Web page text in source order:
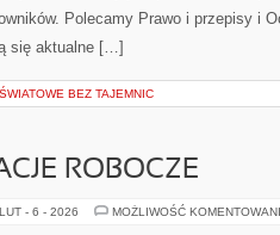
Polecamy Prawo i przepisy i
się aktualne […]
BEZ TAJEMNIC
ROBOCZE
LUT - 6 - 2026 MOŻLIWOŚĆ